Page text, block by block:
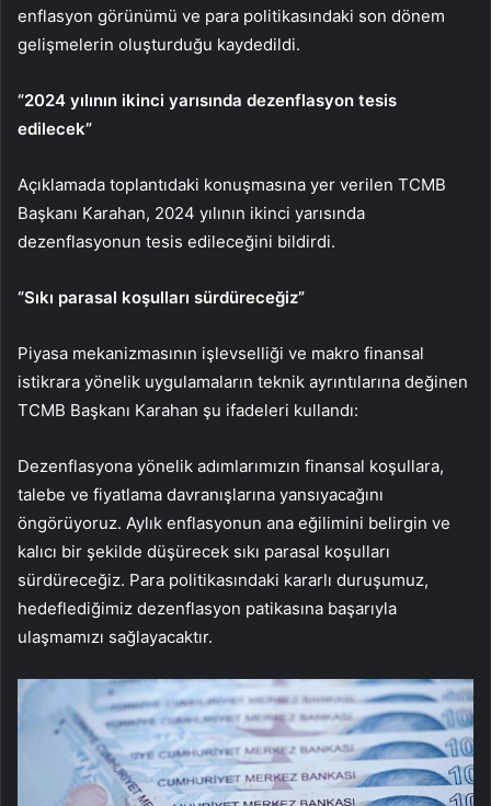
enflasyon görünümü ve para politikasındaki son dönem
gelişmelerin oluşturduğu kaydedildi.
“2024 yılının ikinci yarısında dezenflasyon tesis
edilecek”
Açıklamada toplantıdaki konuşmasına yer verilen TCMB
Başkanı Karahan, 2024 yılının ikinci yarısında
dezenflasyonun tesis edileceğini bildirdi.
“Sıkı parasal koşulları sürdüreceğiz”
Piyasa mekanizmasının işlevselliği ve makro finansal
istikrara yönelik uygulamaların teknik ayrıntılarına değinen
TCMB Başkanı Karahan şu ifadeleri kullandı:
Dezenflasyona yönelik adımlarımızın finansal koşullara,
talebe ve fiyatlama davranışlarına yansıyacağını
öngörüyoruz. Aylık enflasyonun ana eğilimini belirgin ve
kalıcı bir şekilde düşürecek sıkı parasal koşulları
sürdüreceğiz. Para politikasındaki kararlı duruşumuz,
hedeflediğimiz dezenflasyon patikasına başarıyla
ulaşmamızı sağlayacaktır.